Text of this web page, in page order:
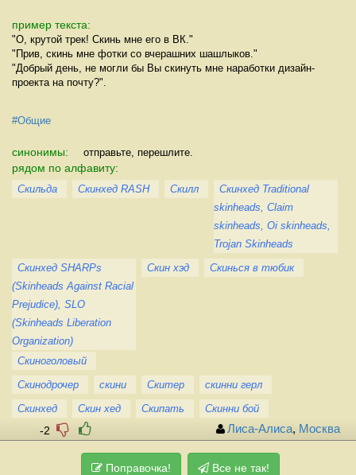
пример текста:
"О, крутой трек! Скинь мне его в ВК."
"Прив, скинь мне фотки со вчерашних шашлыков."
"Добрый день, не могли бы Вы скинуть мне наработки дизайн-
проекта на почту?".
#Общие
синонимы: отправьте, перешлите.
рядом по алфавиту:
Скильда Скинхед RASH Скилл
Скинхед Traditional
skinheads, Claim
skinheads, Oi skinheads,
Trojan Skinheads
Скинхед SHARPs
(Skinheads Against Racial
Prejudice), SLO
(Skinheads Liberation
Organization)
Скин хэд Скинься в тюбик
Скиноголовый
Скинодрочер
скини Скитер
скинни герл
Скинхед
Скин хед Скипать Скинни бой
-2 Лиса-Алиса, Москва
Поправочка! Все не так!